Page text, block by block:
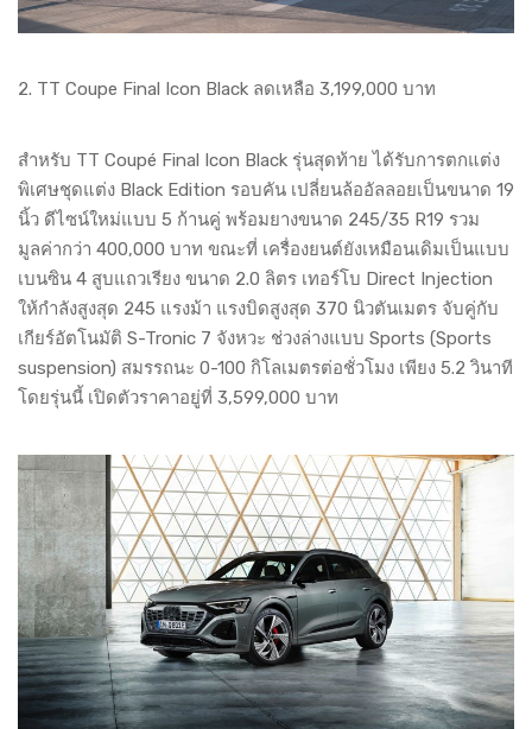
2. TT Coupe Final Icon Black ลดเหลือ 3,199,000 บาท
สำหรับ TT Coupé Final Icon Black รุ่นสุดท้าย ได้รับการตกแต่ง
พิเศษชุดแต่ง Black Edition รอบคัน เปลี่ยนล้ออัลลอยเป็นขนาด 19
นิ้ว ดีไซน์ใหม่แบบ 5 ก้านคู่ พร้อมยางขนาด 245/35 R19 รวม
มูลค่ากว่า 400,000 บาท ขณะที่ เครื่องยนต์ยังเหมือนเดิมเป็นแบบ
เบนซิน 4 สูบแถวเรียง ขนาด 2.0 ลิตร เทอร์โบ Direct Injection
ให้กำลังสูงสุด 245 แรงม้า แรงบิดสูงสุด 370 นิวตันเมตร จับคู่กับ
เกียร์อัตโนมัติ S-Tronic 7 จังหวะ ช่วงล่างแบบ Sports (Sports
suspension) สมรรถนะ 0-100 กิโลเมตรต่อชั่วโมง เพียง 5.2 วินาที
โดยรุ่นนี้ เปิดตัวราคาอยู่ที่ 3,599,000 บาท